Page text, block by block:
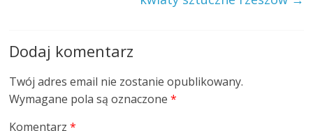
Dodaj komentarz
Twój adres email nie zostanie opublikowany.
Wymagane pola są oznaczone*
Komentarz*